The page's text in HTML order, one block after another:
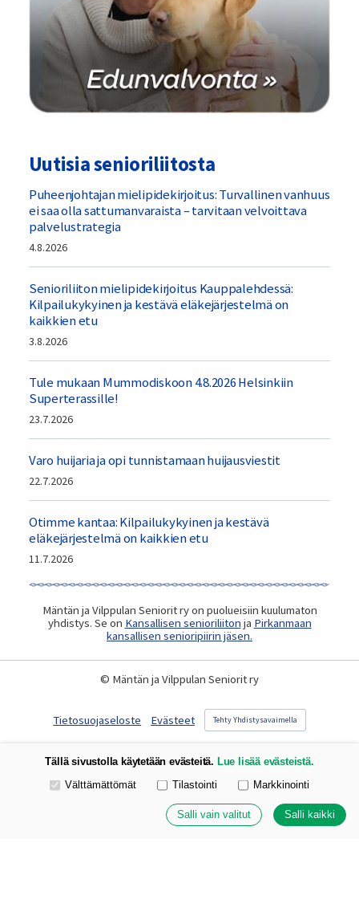
Uutisia senioriliitosta
Puheenjohtajan mielipidekirjoitus: Turvallinen vanhuus
ei saa olla sattumanvaraista – tarvitaan velvoittava
palvelustrategia
4.8.2026
Senioriliiton mielipidekirjoitus Kauppalehdessä:
Kilpailukykyinen ja kestävä eläkejärjestelmä on
kaikkien etu
3.8.2026
Tule mukaan Mummodiskoon 4.8.2026 Helsinkiin
Superterassille!
23.7.2026
Varo huijaria ja opi tunnistamaan huijausviestit
22.7.2026
Otimme kantaa: Kilpailukykyinen ja kestävä
eläkejärjestelmä on kaikkien etu
11.7.2026
Mäntän ja Vilppulan Seniorit ry on puolueisiin kuulumaton
yhdistys. Se on Kansallisen senioriliiton ja Pirkanmaan
kansallisen senioripiirin jäsen.
© Mäntän ja Vilppulan Seniorit ry
Tietosuojaseloste Evästeet Tehty Yhdistysavaimella
Tällä sivustolla käytetään evästeitä. Lue lisää evästeistä.
Valitse käytettävät evästeet
Välttämättömät Tilastointi Markkinointi
Salli vain valitut Salli kaikki